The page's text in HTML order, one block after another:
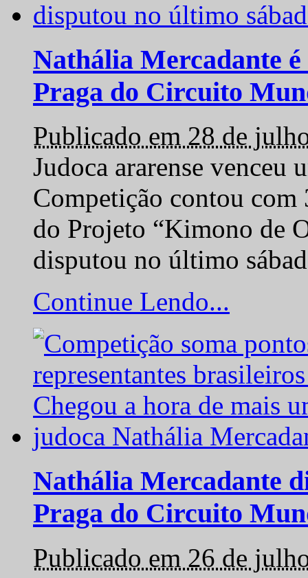
Nathália Mercadante
Praga do Circuito
Publicado em 28 de
Judoca ararense venceu
Competição contou com
do Projeto “Kimono de
disputou no último
Continue Lendo...
Nathália Mercadante
Praga do Circuito
Publicado em 26 de